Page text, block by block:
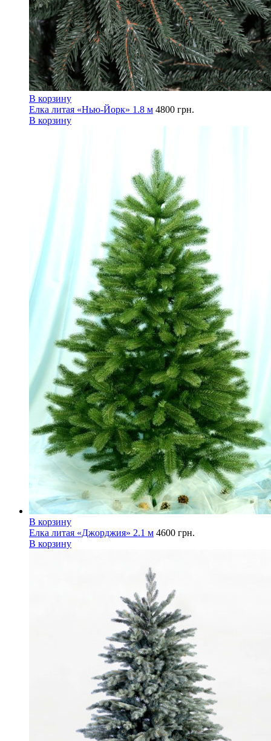
В корзину
Елка литая «Нью-Йорк» 1.8 м 4800 грн.
В корзину
В корзину
Елка литая «Джорджия» 2.1 м 4600 грн.
В корзину